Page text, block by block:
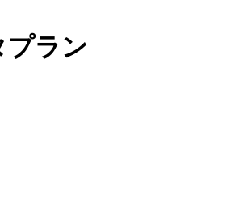
プラン